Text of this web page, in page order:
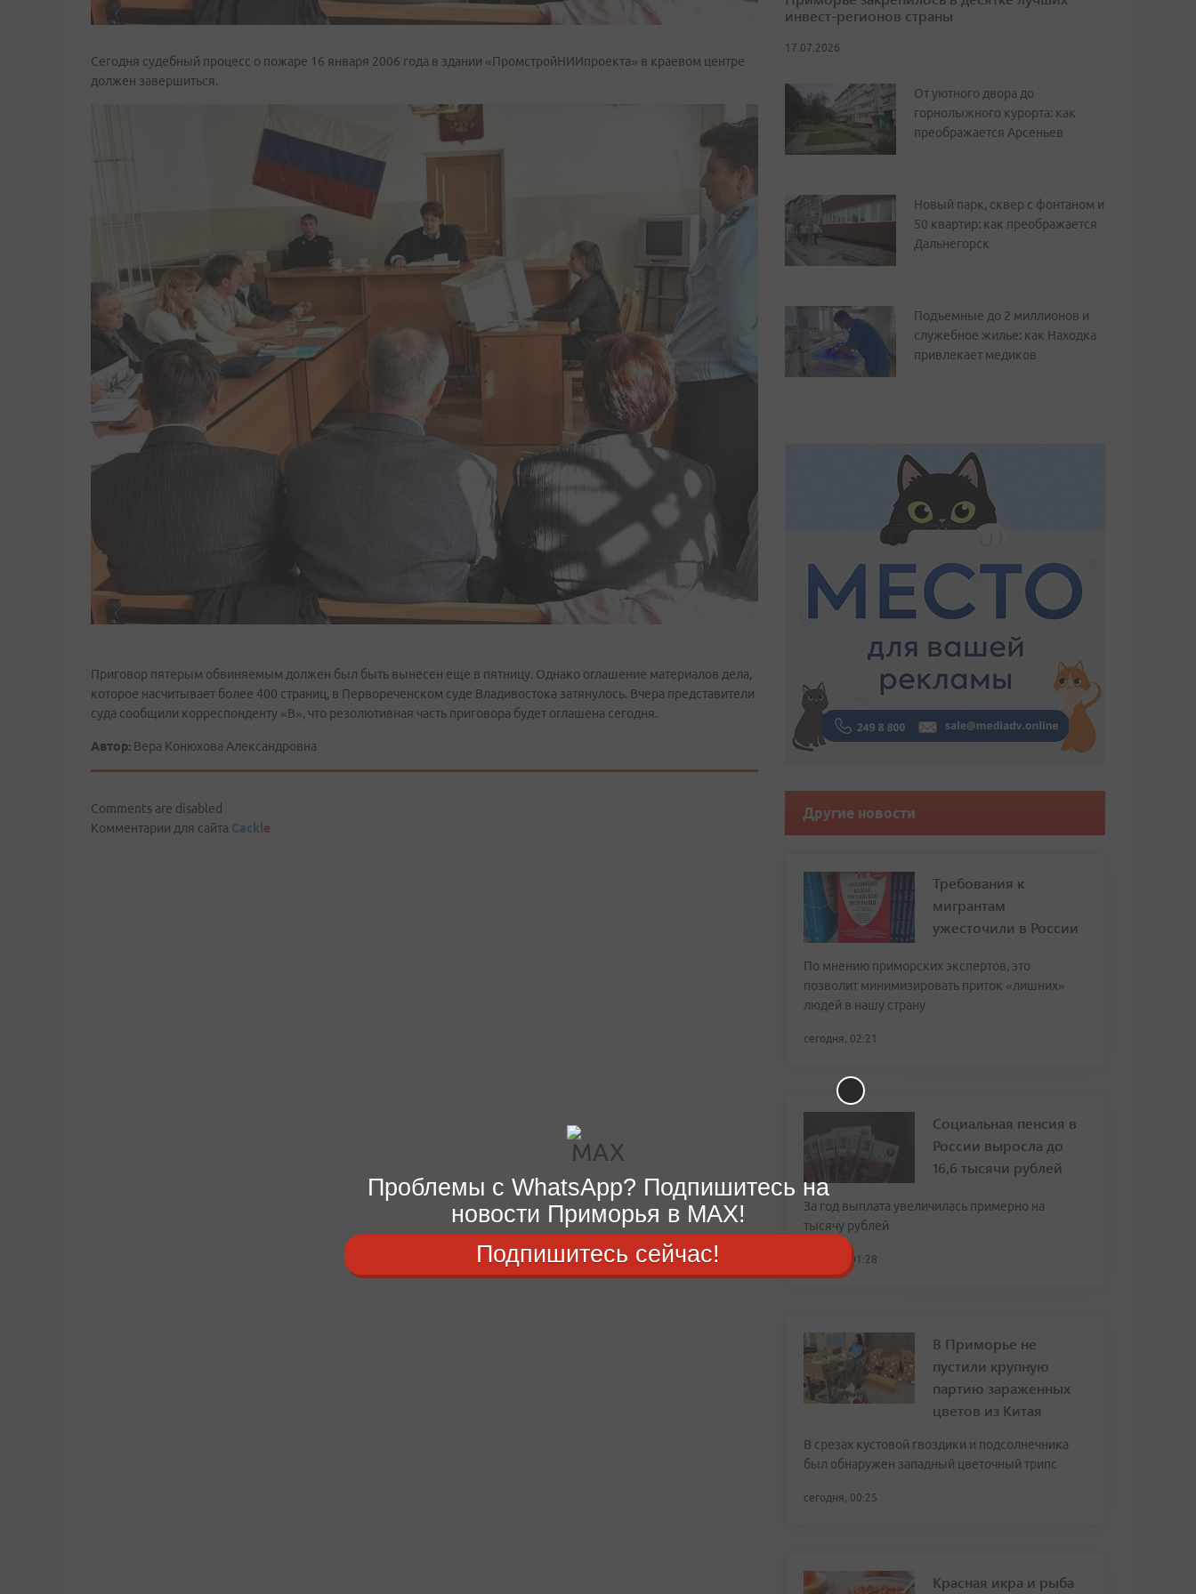
Сегодня судебный процесс о пожаре 16 января 2006 года в здании «ПромстройНИИпроекта» в краевом центре
должен завершиться.
Приговор пятерым обвиняемым должен был быть вынесен еще в пятницу. Однако оглашение материалов дела,
которое насчитывает более 400 страниц, в Первореченском суде Владивостока затянулось. Вчера представители
суда сообщили корреспонденту «В», что резолютивная часть приговора будет оглашена сегодня.
Автор: Вера Конюхова Александровна
Comments are disabled
Комментарии для сайта Cackle
инвест-регионов страны
17.07.2026
От уютного двора до
горнолыжного курорта: как
преображается Арсеньев
Новый парк, сквер с фонтаном и
50 квартир: как преображается
Дальнегорск
Подъемные до 2 миллионов и
служебное жилье: как Находка
привлекает медиков
Другие новости
Требования к
мигрантам
ужесточили в России
По мнению приморских экспертов, это
позволит минимизировать приток «лишних»
людей в нашу страну
сегодня, 02:21
Социальная пенсия в
России выросла до
16,6 тысячи рублей
За год выплата увеличилась примерно на
тысячу рублей
сегодня, 01:28
В Приморье не
пустили крупную
партию зараженных
цветов из Китая
В срезах кустовой гвоздики и подсолнечника
был обнаружен западный цветочный трипс
сегодня, 00:25
Красная икра и рыба
Проблемы с WhatsApp? Подпишитесь на
новости Приморья в MAX!
Подпишитесь сейчас!